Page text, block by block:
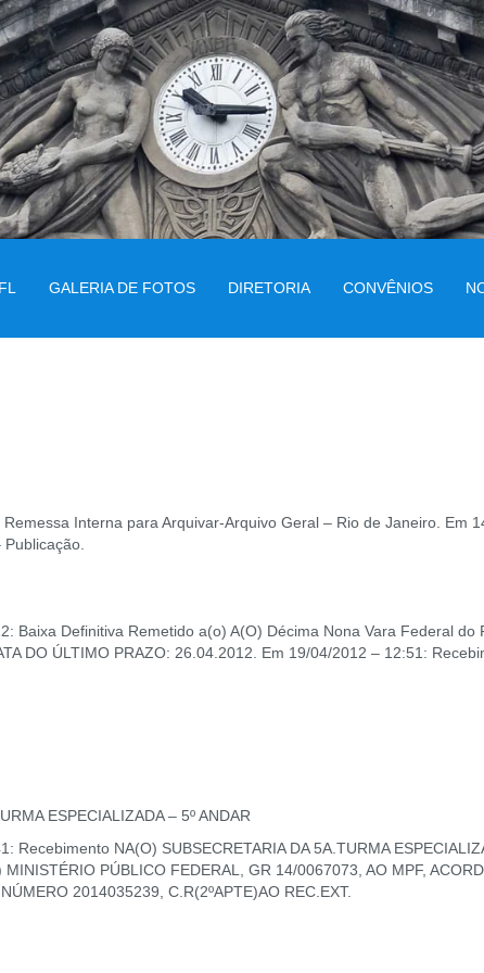
GALERIA DE FOTOS DIRETORIA CONVÊNIOS
Interna para Arquivar-Arquivo Geral – Rio de Janeiro. Em
Baixa Definitiva Remetido a(o) A(O) Décima Nona Vara Federal
DO ÚLTIMO PRAZO: 26.04.2012. Em 19/04/2012 – 12:51:
ESPECIALIZADA – 5º ANDAR
Recebimento NA(O) SUBSECRETARIA DA 5A.TURMA
PÚBLICO FEDERAL, GR 14/0067073, AO MPF,
2014035239, C.R(2ºAPTE)AO REC.EXT.